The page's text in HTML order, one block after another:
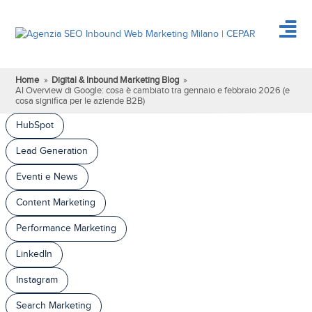
Home » Digital & Inbound Marketing Blog »
AI Overview di Google: cosa è cambiato tra gennaio e febbraio 2026 (e
cosa significa per le aziende B2B)
HubSpot
Lead Generation
Eventi e News
Content Marketing
Performance Marketing
LinkedIn
Instagram
Search Marketing